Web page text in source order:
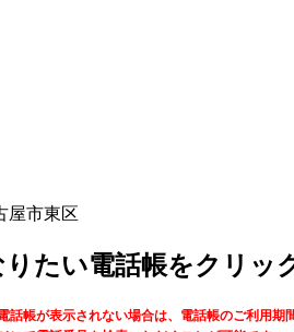
屋市東区
りたい電話帳をクリッ
話帳が表示されない場合は、電話帳のご利用期